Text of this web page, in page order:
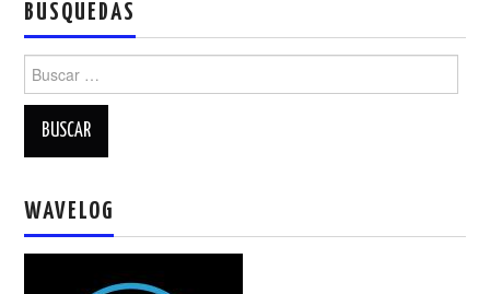
BUSQUEDAS
Buscar:
WAVELOG